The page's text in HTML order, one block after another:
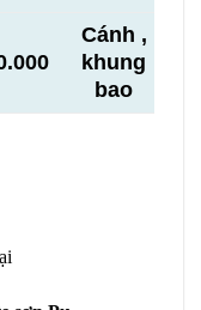
Cánh ,
khung
bao